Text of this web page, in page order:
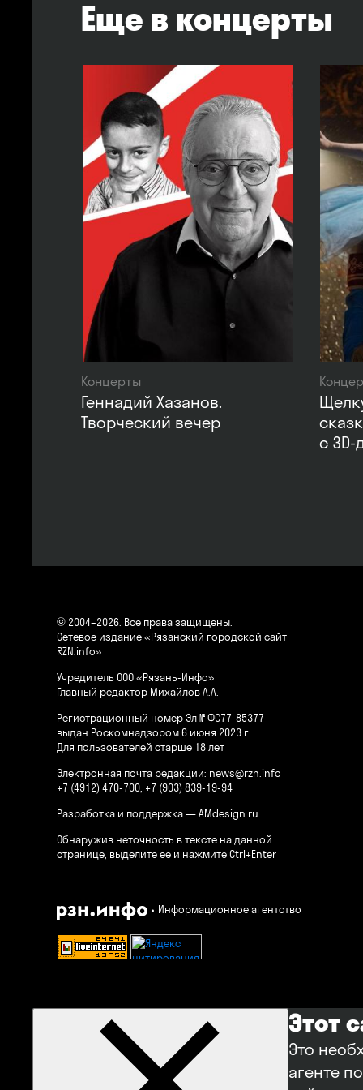
Еще в концерты
Концерты
Геннадий Хазанов.
Творческий вечер
с
© 2004–2026. Все права защищены.
Сетевое издание «Рязанский городской сайт
RZN.info»
Учредитель ООО «Рязань-Инфо»
Главный редактор Михайлов А.А.
Регистрационный номер Эл № ФС77-85377
выдан Роскомнадзором 6 июня 2023 г.
Для пользователей старше 18 лет
Электронная почта редакции: news@rzn.info
+7 (4912) 470-700, +7 (903) 839-19-94
Разработка и поддержка —AMdesign.ru
Обнаружив неточность в тексте на данной
странице, выделите ее и нажмите Ctrl+Enter
Информационное агентство
Этот
Это
агенте